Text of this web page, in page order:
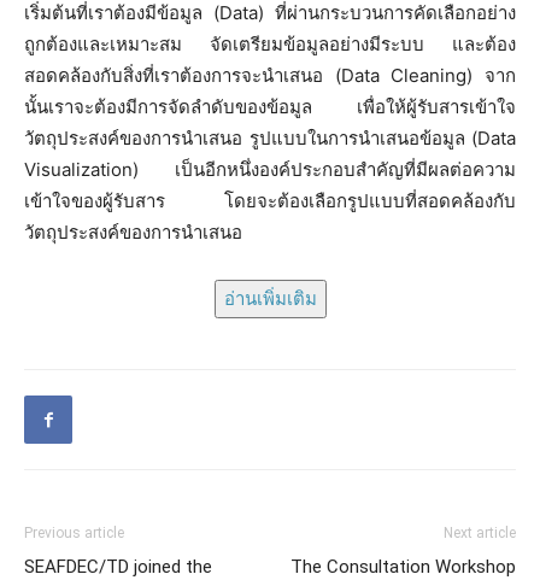
เริ่มต้นที่เราต้องมีข้อมูล (Data) ที่ผ่านกระบวนการคัดเลือกอย่าง
ถูกต้องและเหมาะสม จัดเตรียมข้อมูลอย่างมีระบบ และต้อง
สอดคล้องกับสิ่งที่เราต้องการจะนำเสนอ (Data Cleaning) จาก
นั้นเราจะต้องมีการจัดลำดับของข้อมูล เพื่อให้ผู้รับสารเข้าใจ
วัตถุประสงค์ของการนำเสนอ รูปแบบในการนำเสนอข้อมูล (Data
Visualization) เป็นอีกหนึ่งองค์ประกอบสำคัญที่มีผลต่อความ
เข้าใจของผู้รับสาร โดยจะต้องเลือกรูปแบบที่สอดคล้องกับ
วัตถุประสงค์ของการนำเสนอ
อ่านเพิ่มเติม
Previous article
SEAFDEC/TD joined the
Next article
The Consultation Workshop